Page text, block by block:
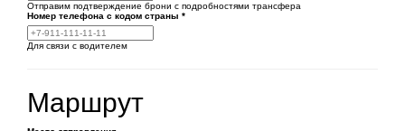
Отправим подтверждение брони с подробностями трансфера
Номер телефона с кодом страны *
Для связи с водителем
Маршрут